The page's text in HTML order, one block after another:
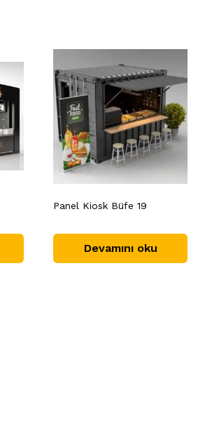
Panel Kiosk Büfe 19
Devamını oku